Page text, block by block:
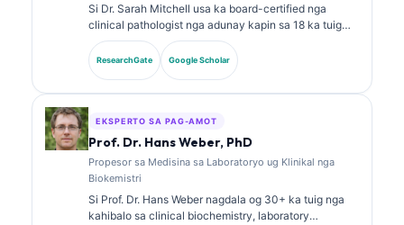
Si Dr. Sarah Mitchell usa ka board-certified nga
clinical pathologist nga adunay kapin sa 18 ka tuig
nga kasinatian sa laboratory medicine ug diagnostic
analysis. Aduna siya’y specialty certifications sa
clinical chemistry ug daghan na’g gipatik nga mga
ResearchGate Google Scholar
EKSPERTO SA PAG-AMOT
Prof. Dr. Hans Weber, PhD
Propesor sa Medisina sa Laboratoryo ug Klinikal nga
Biokemistri
Si Prof. Dr. Hans Weber nagdala og 30+ ka tuig nga
kahibalo sa clinical biochemistry, laboratory